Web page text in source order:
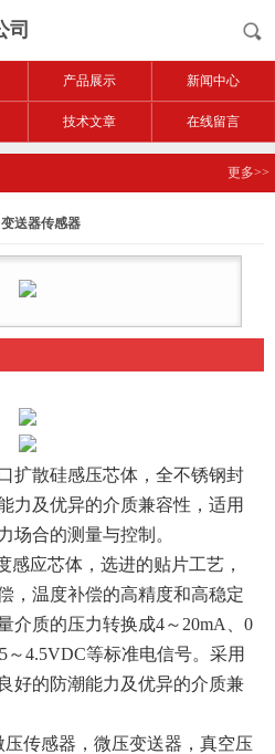
司
产品展示 新闻中心
技术文章 在线留言
更多>>
送器传感器
扩散硅感压芯体，全不锈钢封
力及优异的介质兼容性，适用
场合的测量与控制。
感应芯体，选进的贴片工艺，
，温度补偿的高精度和高稳定
介质的压力转换成4～20mA、0
～4.5VDC等标准电信号。采用
好的防潮能力及优异的介质兼
传感器，微压变送器，真空压